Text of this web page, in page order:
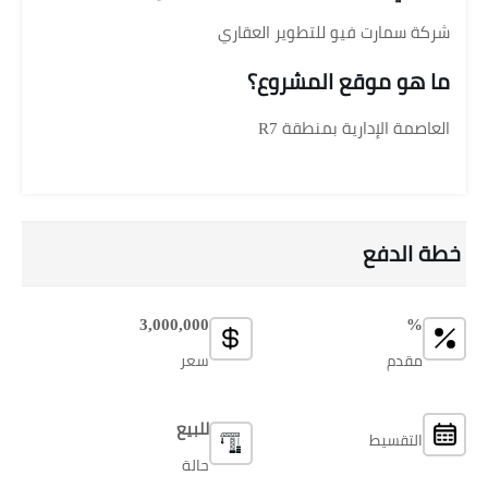
شركة سمارت فيو للتطوير العقاري
ما هو موقع المشروع؟
العاصمة الإدارية بمنطقة R7
خطة الدفع
%
مقدم
التقسيط
3,000,000
سعر
للبيع
حالة